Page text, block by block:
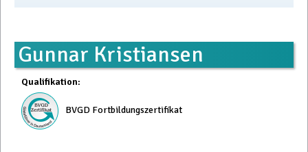
Gunnar Kristiansen
Qualifikation:
BVGD Fortbildungszertifikat